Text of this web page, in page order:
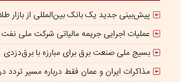
پیش‌بینی جدید یک بانک بین‌المللی از بازار
عملیات اجرایی جریمه مالیاتی شرکت ملی
بسیج ملی صنعت برق برای مبارزه با برق‌دزدی
مذاکرات ایران و عمان فقط درباره مسیر تردد در تنگه است/ امروز جایگاه بازدارندگی